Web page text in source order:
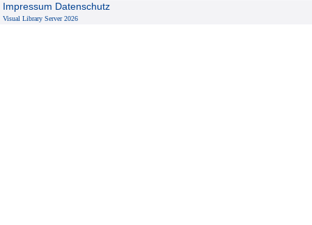
Impressum Datenschutz
Visual Library Server 2026